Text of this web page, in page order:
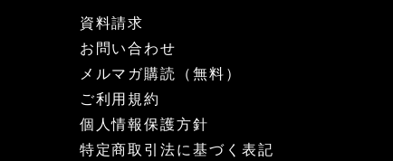
資料請求
お問い合わせ
メルマガ購読（無料）
ご利用規約
個人情報保護方針
特定商取引法に基づく表記